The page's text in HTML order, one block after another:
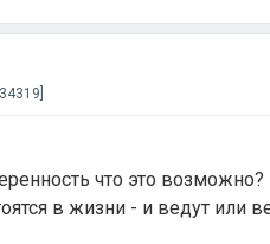
что это возможно?
в жизни - и ведут или